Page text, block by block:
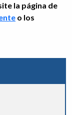
la página de
o los